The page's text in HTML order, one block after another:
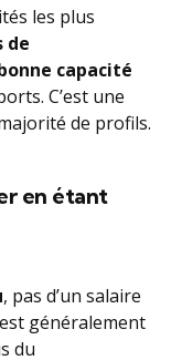
les plus
de
capacité
C’est une
de profils.
en étant
, pas d’un salaire
généralement
du